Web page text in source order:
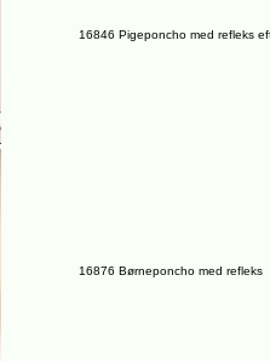
16846 Pigeponcho med refleks
16876 Børneponcho med refleks